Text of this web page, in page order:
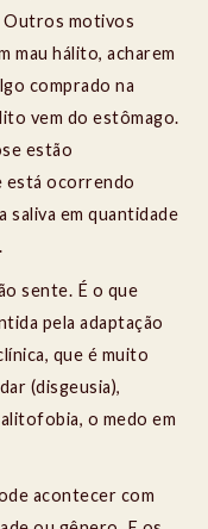
Outros motivos
mau hálito, acharem
comprado na
vem do estômago.
estão
está ocorrendo
saliva em quantidade
sente. É o que
pela adaptação
que é muito
(disgeusia),
o medo em
acontecer com